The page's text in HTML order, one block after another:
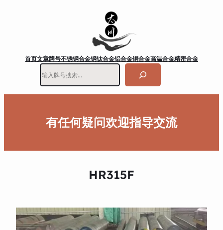
首页文章牌号不锈钢合金钢钛合金铝合金铜合金高温合金精密合金
有任何疑问欢迎指导交流
HR315F